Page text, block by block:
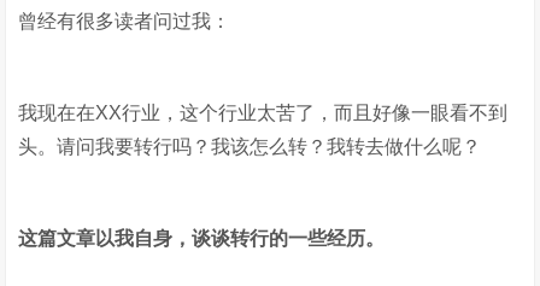
曾经有很多读者问过我：
我现在在XX行业，这个行业太苦了，而且好像一眼看不到
头。请问我要转行吗？我该怎么转？我转去做什么呢？
这篇文章以我自身，谈谈转行的一些经历。